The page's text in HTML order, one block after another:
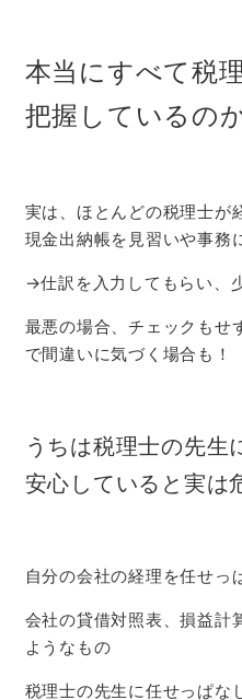
本当にすべて税
把握しているの
実は、ほとんどの税理士が
現金出納帳を見習いや事務
→仕訳を入力してもらい、
最悪の場合、チェックもせ
で間違いに気づく場合も！
うちは税理士の先生
安心していると実は
自分の会社の経理を任せっ
会社の貸借対照表、損益計
ようなもの
税理士の先生に任せっぱな